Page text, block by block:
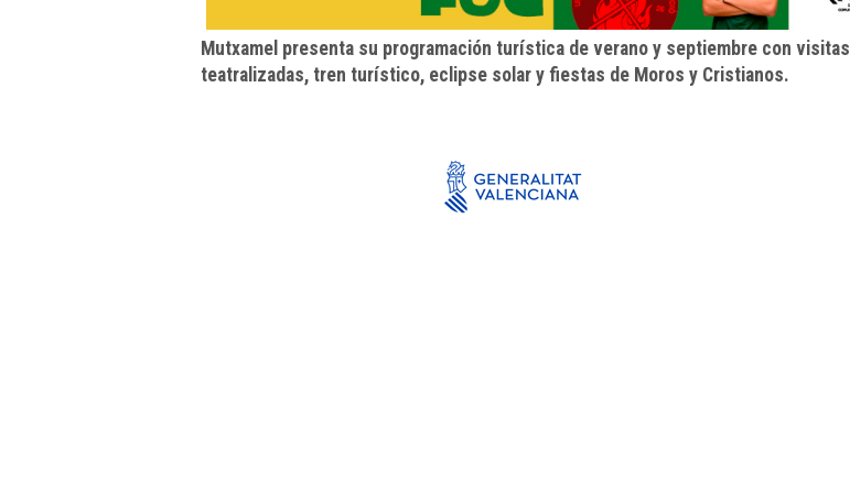
Mutxamel presenta su programación turística de verano y septiembre con visitas
teatralizadas, tren turístico, eclipse solar y fiestas de Moros y Cristianos.